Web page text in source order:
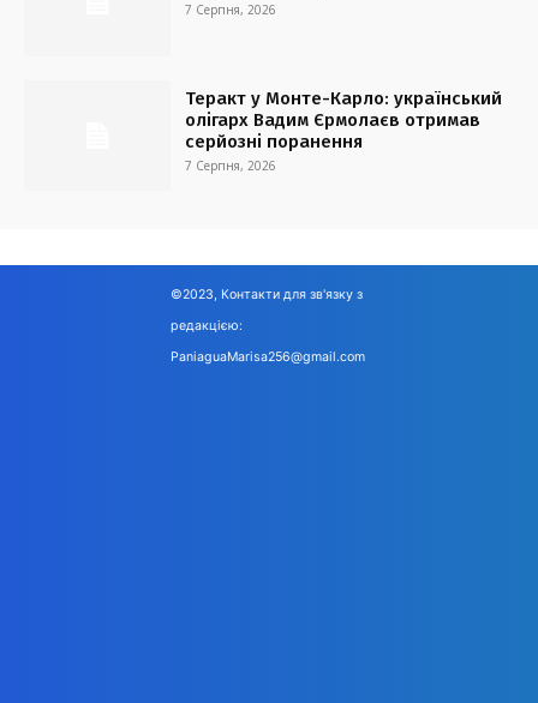
7 Серпня, 2026
Теракт у Монте-Карло: український
олігарх Вадим Єрмолаєв отримав
серйозні поранення
7 Серпня, 2026
©2023, Контакти для зв'язку з
редакцією:
PaniaguaMarisa256@gmail.com